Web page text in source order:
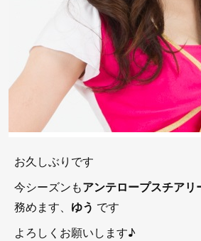
お久しぶりです
今シーズンもアンテロープスチアリ
務めます、 ゆう です
よろしくお願いします♪